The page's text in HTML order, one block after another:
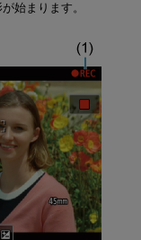
始まります。